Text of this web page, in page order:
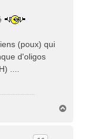
(poux) qui
d'oligos
....